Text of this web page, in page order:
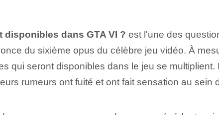
dans GTA VI ? est l'une des
du sixième opus du célèbre jeu vidéo. À
qui seront disponibles dans le jeu se
rumeurs ont fuité et ont fait sensation au sein